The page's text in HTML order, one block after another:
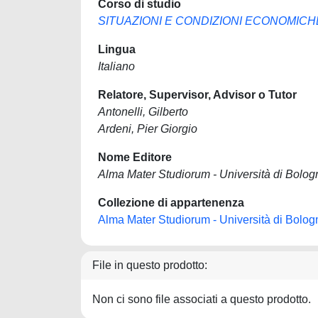
Corso di studio
SITUAZIONI E CONDIZIONI
Lingua
Italiano
Relatore, Supervisor, Advisor o Tutor
Antonelli, Gilberto
Ardeni, Pier Giorgio
Nome Editore
Alma Mater Studiorum - Università di
Collezione di appartenenza
Alma Mater Studiorum - Università di
File in questo prodotto:
Non ci sono file associati a questo prodotto.